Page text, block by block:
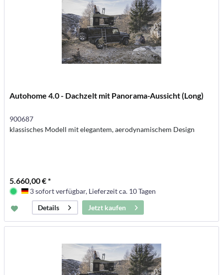
Autohome 4.0 - Dachzelt mit Panorama-Aussicht (Long)
900687
klassisches Modell mit elegantem, aerodynamischem Design
5.660,00 € *
Deutschland
3 sofort verfügbar, Lieferzeit ca. 10 Tagen
Details
Jetzt kaufen